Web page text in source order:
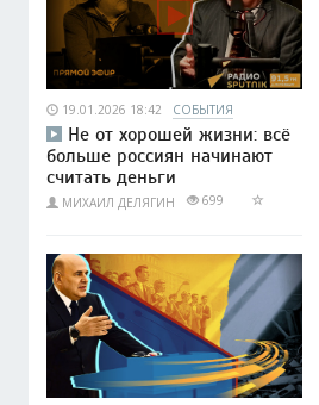
19.01.2026 18:42 СОБЫТИЯ
Не от хорошей жизни: всё
больше россиян начинают
считать деньги
МИХАИЛ ДЕЛЯГИН 699